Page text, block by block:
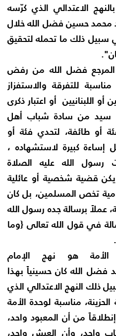
الاعتدالي الذي كرّسه
محمد حسين فضل الله خلال
سبيل ذلك ما تحمله لتحقيق
المرجع فضل الله من رفض
للتفرقة والاستفزاز
اللبنانيين أو اعتبار ذكرى
سيد من سادة شباب أهل
أو طائفة، لتحدي فئة أو
كبيرة لاستشهاده ،
الله عليه الصلاة
قضية شخصية أو عائلية
تخص المسلمين، بل كان
عملاً برسالة جده رسول الله
في قول الله تعالى {وما
هو نهج الإمام
فضل الله كان حسينياً بهذا
النهج الاعتدالي الذي
مناسبة لوحدة الأمة
من أن المعبود واحد،
واحد، وأن العيش واحد،